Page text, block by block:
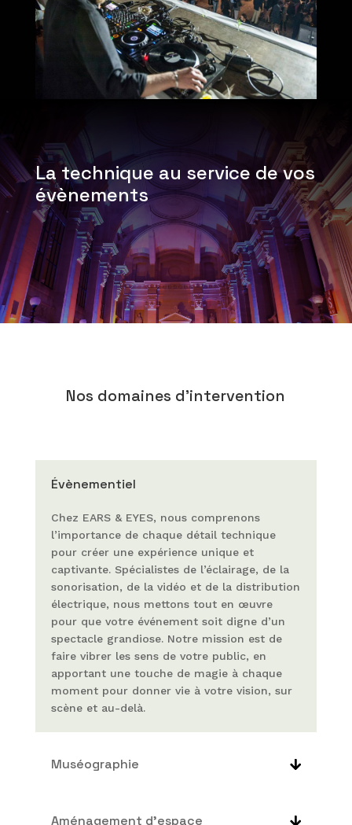
La technique au service de vos
évènements
Nos domaines d’intervention
Évènementiel
Chez EARS & EYES, nous comprenons
l’importance de chaque détail technique
pour créer une expérience unique et
captivante. Spécialistes de l’éclairage, de la
sonorisation, de la vidéo et de la distribution
électrique, nous mettons tout en œuvre
pour que votre événement soit digne d’un
spectacle grandiose. Notre mission est de
faire vibrer les sens de votre public, en
apportant une touche de magie à chaque
moment pour donner vie à votre vision, sur
scène et au-delà.
Muséographie
Aménagement d'espace